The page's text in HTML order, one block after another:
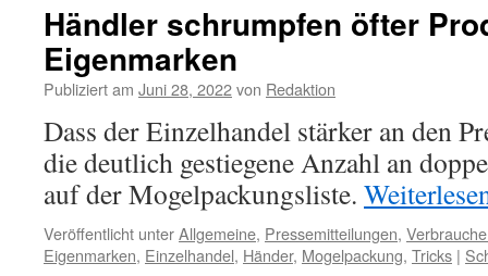
Händler schrumpfen öfter
Eigenmarken
Publiziert am Juni 28, 2022von Redaktion
Dass der Einzelhandel stärker an den
die deutlich gestiegene Anzahl an
auf der Mogelpackungsliste.
Veröffentlicht unterAllgemeine, Pressemitteilungen,
Eigenmarken, Einzelhandel, Händer, Mogelpackung, Tricks |